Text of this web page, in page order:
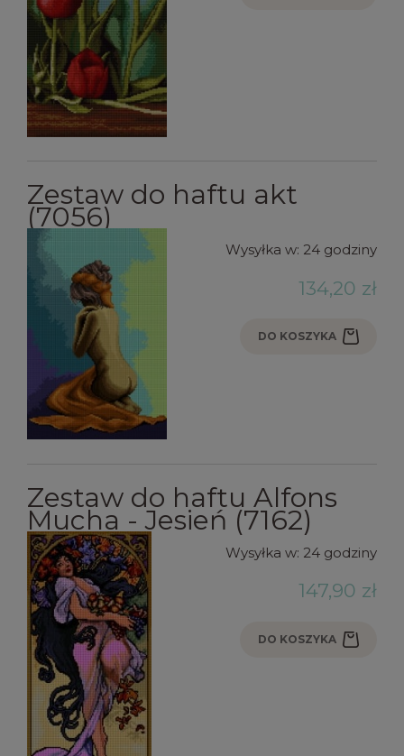
Zestaw do haftu akt
(7056)
Wysyłka w: 24 godziny
134,20 zł
DO KOSZYKA
Zestaw do haftu Alfons
Mucha - Jesień (7162)
Wysyłka w: 24 godziny
147,90 zł
DO KOSZYKA